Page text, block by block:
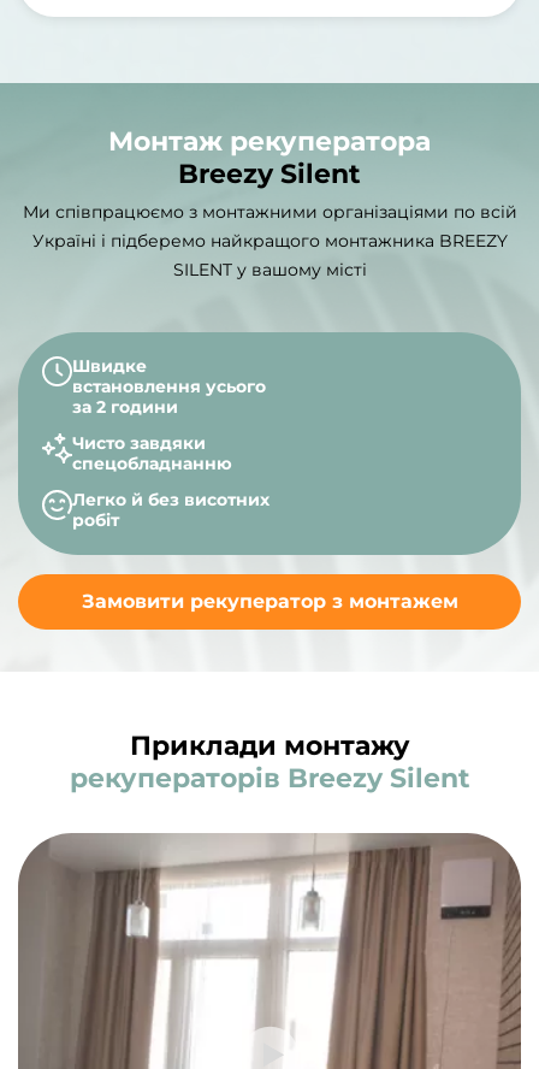
Монтаж рекуператора
Breezy Silent
Ми співпрацюємо з монтажними організаціями по всій
Україні і підберемо найкращого монтажника BREEZY
SILENT у вашому місті
Швидке
встановлення усього
за 2 години
Чисто завдяки
спецобладнанню
Легко й без висотних
робіт
Замовити рекуператор з монтажем
Приклади монтажу
рекуператорів Breezy Silent